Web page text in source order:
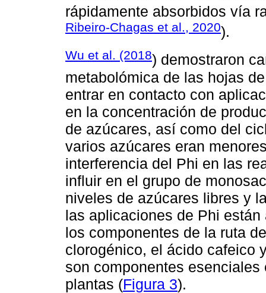
rápidamente absorbidos vía
Ribeiro-Chagas et al., 2020).
Wu et al. (2018) demostraron
metabolómica de las hojas
entrar en contacto con
en la concentración de
de azúcares, así como del
varios azúcares eran
interferencia del Phi en las
influir en el grupo de
niveles de azúcares libres y
las aplicaciones de Phi
los componentes de la ruta
clorogénico, el ácido cafeico
son componentes
plantas (Figura 3).